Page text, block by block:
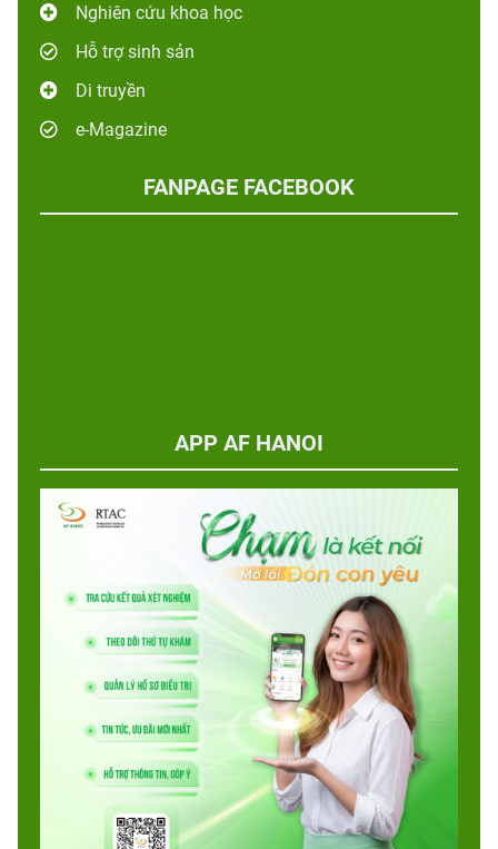
Nghiên cứu khoa học
Hỗ trợ sinh sản
Di truyền
e-Magazine
FANPAGE FACEBOOK
APP AF HANOI